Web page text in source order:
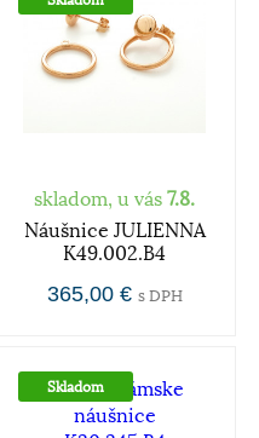
skladom, u vás 7.8.
Náušnice JULIENNA
K49.002.B4
365,00 € s DPH
Skladom